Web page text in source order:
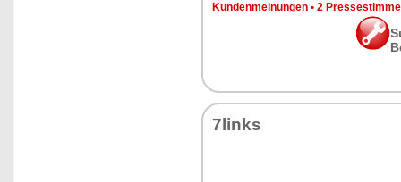
Kundenmeinungen • 2
7links